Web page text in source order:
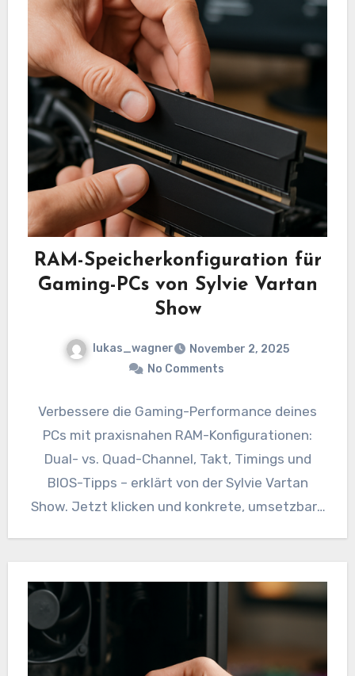
RAM-Speicherkonfiguration für
Gaming-PCs von Sylvie Vartan
Show
lukas_wagner
November 2, 2025
No Comments
Verbessere die Gaming-Performance deines
PCs mit praxisnahen RAM-Konfigurationen:
Dual- vs. Quad-Channel, Takt, Timings und
BIOS-Tipps – erklärt von der Sylvie Vartan
Show. Jetzt klicken und konkrete, umsetzbare